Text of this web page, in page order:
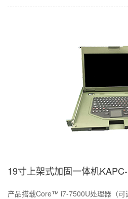
19寸上架式加固一体机
产品搭载Core™ i7-7500U处理器（可